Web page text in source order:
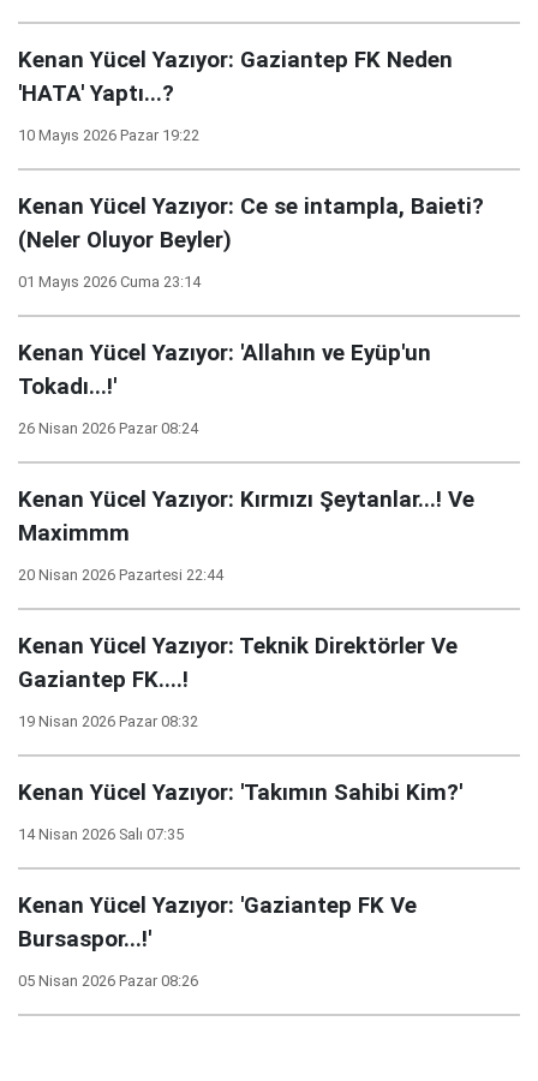
Kenan Yücel Yazıyor: Gaziantep FK Neden
'HATA' Yaptı...?
10 Mayıs 2026 Pazar 19:22
Kenan Yücel Yazıyor: Ce se intampla, Baieti?
(Neler Oluyor Beyler)
01 Mayıs 2026 Cuma 23:14
Kenan Yücel Yazıyor: 'Allahın ve Eyüp'un
Tokadı...!'
26 Nisan 2026 Pazar 08:24
Kenan Yücel Yazıyor: Kırmızı Şeytanlar...! Ve
Maximmm
20 Nisan 2026 Pazartesi 22:44
Kenan Yücel Yazıyor: Teknik Direktörler Ve
Gaziantep FK....!
19 Nisan 2026 Pazar 08:32
Kenan Yücel Yazıyor: 'Takımın Sahibi Kim?'
14 Nisan 2026 Salı 07:35
Kenan Yücel Yazıyor: 'Gaziantep FK Ve
Bursaspor...!'
05 Nisan 2026 Pazar 08:26